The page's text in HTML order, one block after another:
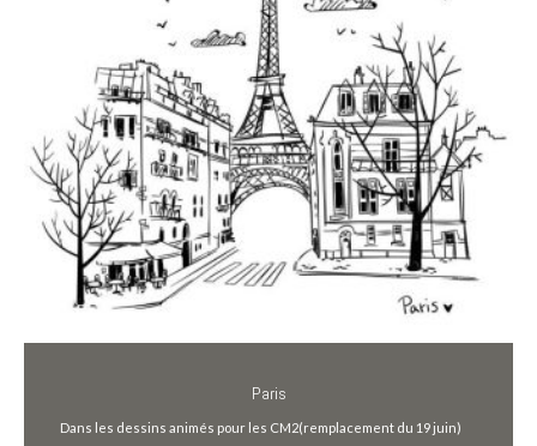
Paris
Dans les dessins animés pour les CM2(remplacement du 19 juin)